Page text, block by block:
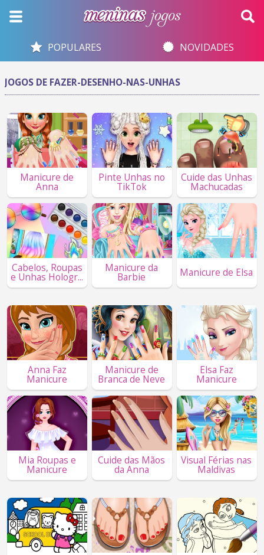
POPULARES NOVIDADES
JOGOS DE FAZER-DESENHO-NAS-UNHAS
Manicure de
Anna
Pinte Unhas no
TikTok
Cuide das Unhas
Machucadas
Cabelos, Roupas
e Unhas Hologr...
Manicure da
Barbie Manicure de Elsa
Anna Faz
Manicure
Manicure de
Branca de Neve
Elsa Faz
Manicure
Mia Roupas e
Manicure
Cuide das Mãos
da Anna
Visual Férias nas
Maldivas